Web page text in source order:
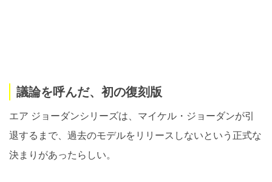
議論を呼んだ、初の復刻版
エア ジョーダンシリーズは、マイケル・ジョーダンが引
退するまで、過去のモデルをリリースしないという正式な
決まりがあったらしい。